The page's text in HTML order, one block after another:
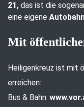
21, das ist die
eine eigene
Mit
Heiligenkreuz ist mit
erreichen:
Bus & Bahn: